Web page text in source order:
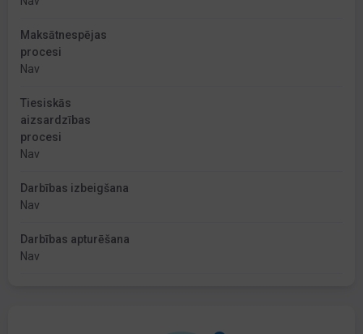
Maksātnespējas
procesi
Nav
Tiesiskās
aizsardzības
procesi
Nav
Darbības izbeigšana
Nav
Darbības apturēšana
Nav